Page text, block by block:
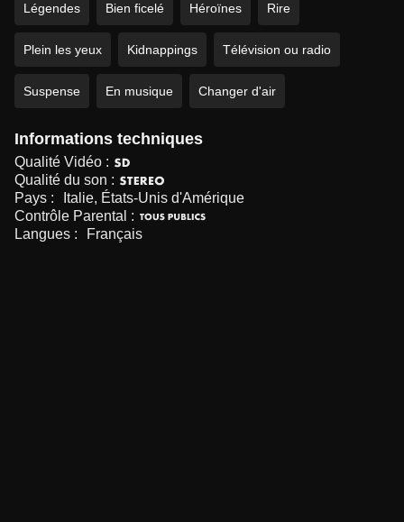
Légendes Bien ficelé Héroïnes Rire
Plein les yeux Kidnappings Télévision ou radio
Suspense En musique Changer d'air
Informations techniques
Qualité Vidéo :
Qualité du son :
Pays :
Italie, États-Unis d'Amérique
Contrôle Parental :
Langues :
Français